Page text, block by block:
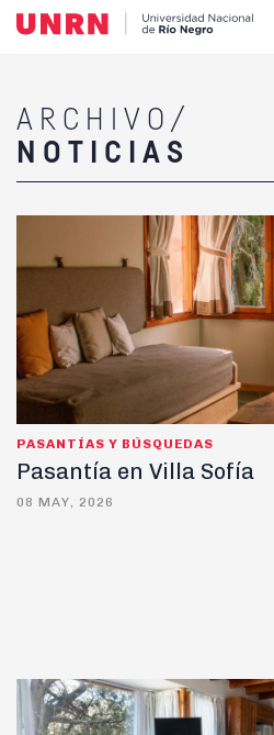
ARCHIVO/
NOTICIAS
PASANTÍAS Y BÚSQUEDAS
Pasantía en Villa Sofía
08 MAY, 2026